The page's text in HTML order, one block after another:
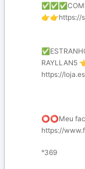
✅ ✅ ✅
👉👉https://
✅
RAYLLAN5
https://
⭕⭕Meu
https://
°369